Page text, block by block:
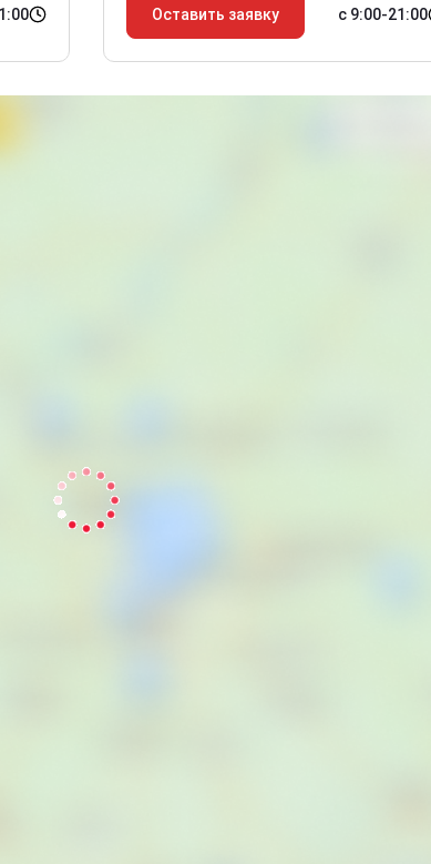
Оставить заявку с 9:00-21:00